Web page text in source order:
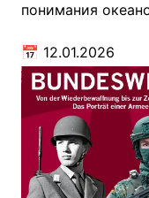
понимания
📅 12.01.2026